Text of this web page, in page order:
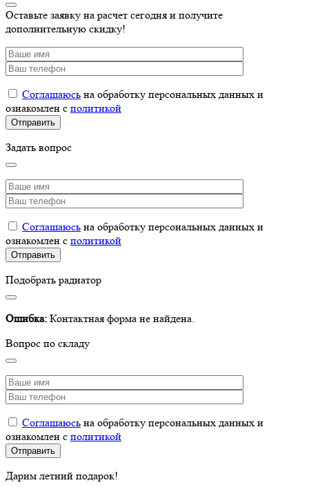
Оставьте заявку на расчет сегодня и получите
дополнительную скидку!
Соглашаюсь на обработку персональных данных и
ознакомлен с политикой
Задать вопрос
Соглашаюсь на обработку персональных данных и
ознакомлен с политикой
Подобрать радиатор
Ошибка: Контактная форма не найдена.
Вопрос по складу
Соглашаюсь на обработку персональных данных и
ознакомлен с политикой
Дарим летний подарок!